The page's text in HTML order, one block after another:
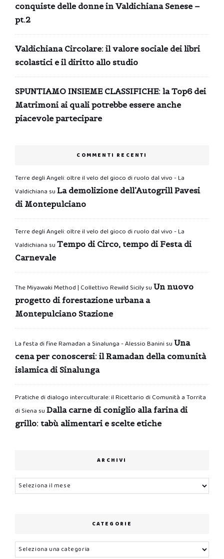
conquiste delle donne in Valdichiana Senese –
pt.2
Valdichiana Circolare: il valore sociale dei libri
scolastici e il diritto allo studio
SPUNTIAMO INSIEME CLASSIFICHE: la Top6 dei
Matrimoni ai quali potrebbe essere anche
piacevole partecipare
COMMENTI RECENTI
Terre degli Angeli: oltre il velo del gioco di ruolo dal vivo - La
Valdichiana su La demolizione dell’Autogrill Pavesi
di Montepulciano
Terre degli Angeli: oltre il velo del gioco di ruolo dal vivo - La
Valdichiana su Tempo di Circo, tempo di Festa di
Carnevale
The Miyawaki Method | Collettivo Rewild Sicilysu Un nuovo
progetto di forestazione urbana a
Montepulciano Stazione
La festa di fine Ramadan a Sinalunga - Alessio Banini su Una
cena per conoscersi: il Ramadan della comunità
islamica di Sinalunga
Pratiche di dialogo interculturale: il Ricettario di Comunità a Torrita
di Siena su Dalla carne di coniglio alla farina di
grillo: tabù alimentari e scelte etiche
ARCHIVI
Archivi
CATEGORIE
Categorie